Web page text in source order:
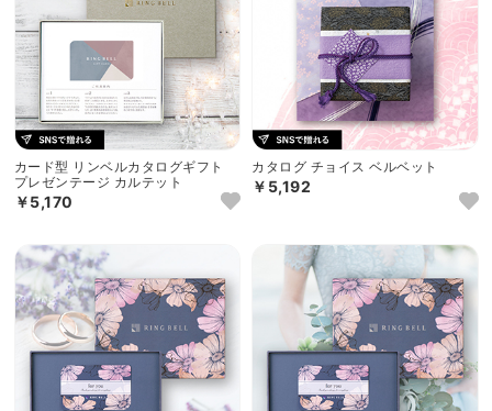
カード型 リンベルカタログギフト
プレゼンテージ カルテット
￥5,170
カタログ チョイス ベルベット
￥5,192